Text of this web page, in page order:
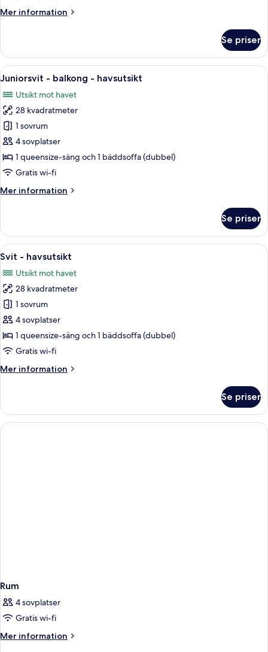
Mer information
Mer
-
balkong
-
Se priser
Öppna
alla
foton
för
Juniorsvit
-
balkong
-
Ett modernt hotellrum med en
5
Juniorsvit - balkong - havsutsikt
Utsikt mot havet
28 kvadratmeter
1 sovrum
4 sovplatser
1 queensize-säng och 1 bäddsoffa (dubbel)
Gratis wi-fi
Mer information
Mer
-
balkong
-
Se priser
Öppna
alla
foton
för
Svit
-
havsutsikt
Ett modernt hotellrum med en
4
Svit - havsutsikt
Utsikt mot havet
28 kvadratmeter
1 sovrum
4 sovplatser
1 queensize-säng och 1 bäddsoffa (dubbel)
Gratis wi-fi
Mer information
Mer
-
havsutsikt
Se priser
Rum
4 sovplatser
Gratis wi-fi
Mer information
Mer